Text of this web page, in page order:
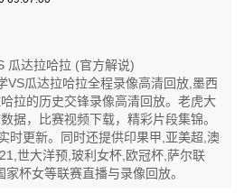
瓜达拉哈拉 (官方解说)
VS瓜达拉哈拉全程录像高清回放,墨西
拉的历史交锋录像高清回放。老虎大
据，比赛视频下载，精彩片段集锦。
时更新。同时还提供印果甲,亚美超,澳
世大洋预,玻利女杯,欧冠杯,萨尔联
杯女等联赛直播与录像回放。